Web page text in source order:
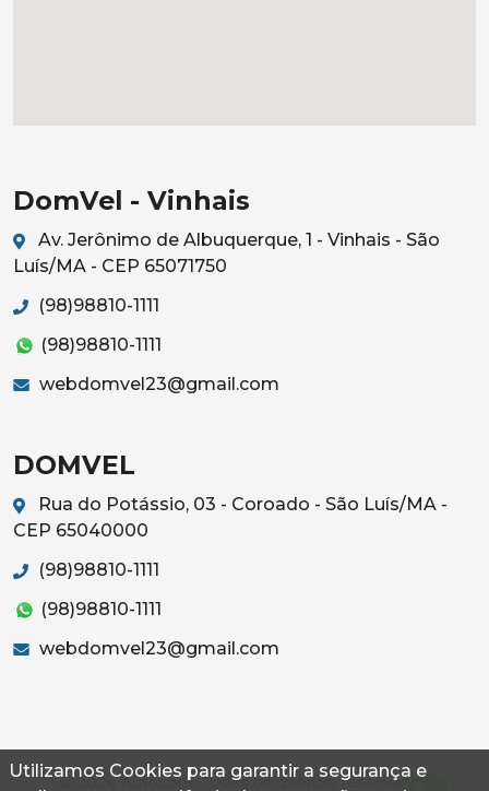
Utilizamos Cookies para garantir a segurança e
DomVel - Vinhais
Av. Jerônimo de Albuquerque, 1 - Vinhais - São
Luís/MA - CEP 65071750
(98)98810-1111
(98)98810-1111
webdomvel23@gmail.com
DOMVEL
Rua do Potássio, 03 - Coroado - São Luís/MA -
CEP 65040000
(98)98810-1111
(98)98810-1111
webdomvel23@gmail.com
© 2026 Autoconf. Todos os direitos reservados.